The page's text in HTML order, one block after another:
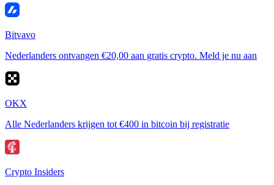
Bitvavo
Nederlanders ontvangen €20,00 aan gratis crypto. Meld je nu aan
OKX
Alle Nederlanders krijgen tot €400 in bitcoin bij registratie
Crypto Insiders